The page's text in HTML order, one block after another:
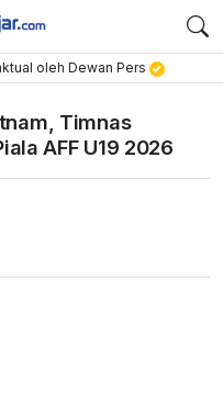
oleh Dewan Pers
Timnas
AFF U19 2026